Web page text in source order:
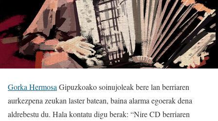
Gorka HermosaGipuzkoako soinujoleak bere lan berriaren
aurkezpena zeukan laster batean, baina alarma egoerak dena
aldrebestu du. Hala kontatu digu berak: “Nire CD berriaren